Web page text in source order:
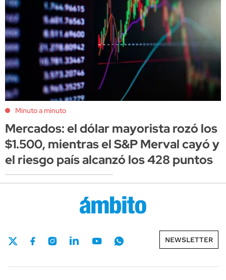
Minuto a minuto
Mercados: el dólar mayorista rozó los
$1.500, mientras el S&P Merval cayó y
el riesgo país alcanzó los 428 puntos
NEWSLETTER